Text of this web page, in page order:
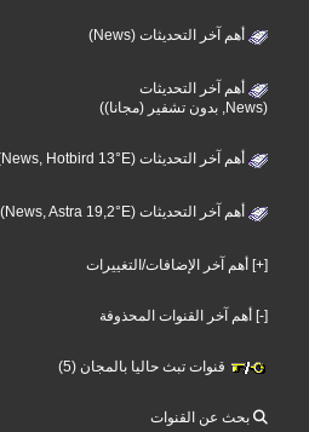
أهم آخر التحديثات (News)
أهم آخر التحديثات
(News, بدون تشفير (مجانا))
أهم آخر التحديثات (News, Hotbird 13°E)
أهم آخر التحديثات (News, Astra 19,2°E)
[+] أهم آخر الإضافات/التغييرات
[-] أهم آخر القنوات المحذوفة
قنوات تبث حاليا بالمجان (5)
بحث عن القنوات